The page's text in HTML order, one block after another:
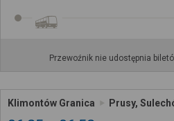
Przewoźnik nie udostępnia
Klimontów Granica Prusy,